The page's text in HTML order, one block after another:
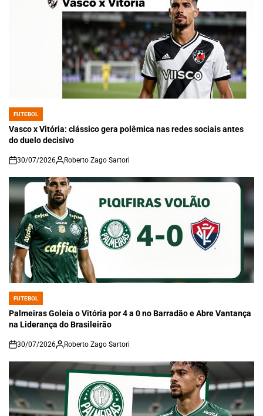
POSTED
IN
FUTEBOL
Vasco x Vitória: clássico gera polêmica nas redes sociais antes
do duelo decisivo
on
30/07/2026 Roberto Zago Sartori
POSTED
IN
FUTEBOL
Palmeiras Goleia o Vitória por 4 a 0 no Barradão e Abre Vantança
na Liderança do Brasileirão
on
30/07/2026 Roberto Zago Sartori